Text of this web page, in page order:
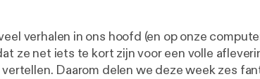
verhalen in ons hoofd (en op onze
ze net iets te kort zijn voor een volle
Daarom delen we deze week zes